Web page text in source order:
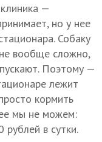
—
но у нее
Собаку
вообще сложно,
Поэтому —
лежит
кормить
мы не можем:
рублей в сутки.